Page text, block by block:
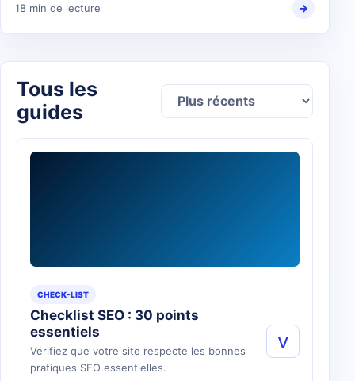
18 min de lecture →
Tous les
guides
CHECK-LIST
Checklist SEO : 30 points
essentiels
Vérifiez que votre site respecte les bonnes
pratiques SEO essentielles.
v